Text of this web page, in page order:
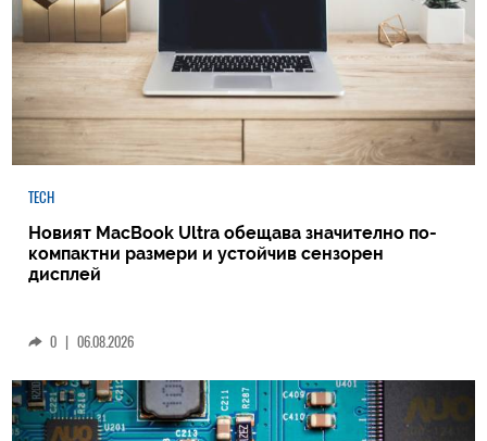
TECH
Новият MacBook Ultra обещава значително по-
компактни размери и устойчив сензорен
дисплей
0 | 06.08.2026